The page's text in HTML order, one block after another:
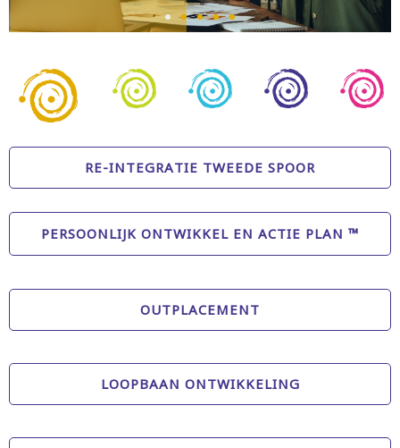
RE-INTEGRATIE TWEEDE SPOOR
PERSOONLIJK ONTWIKKEL EN ACTIE PLAN ™
OUTPLACEMENT
LOOPBAAN ONTWIKKELING